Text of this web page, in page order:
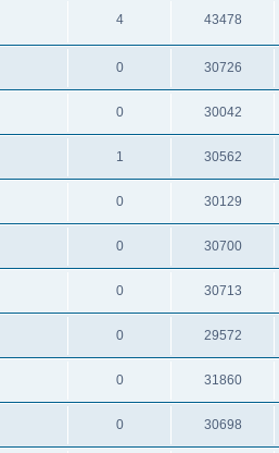
4 43478
0 30726
0 30042
1 30562
0 30129
0 30700
0 30713
0 29572
0 31860
0 30698